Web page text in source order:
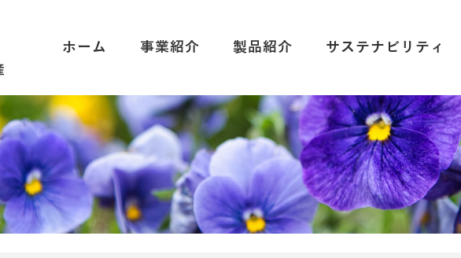
ホーム 事業紹介 製品紹介 サステナビリティ